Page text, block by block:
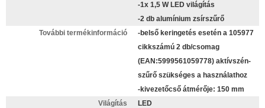
-1x 1,5 W LED világítás
-2 db alumínium zsírszűrő
További termékinformáció
-belső keringetés esetén a 105977
cikkszámú 2 db/csomag
(EAN:5999561059778) aktívszén-
szűrő szükséges a használathoz
-kivezetőcső átmérője: 150 mm
Világítás
LED